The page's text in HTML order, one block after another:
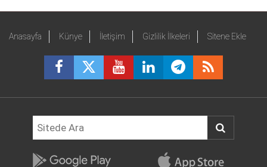
Anasayfa Künye İletişim Gizlilik İlkeleri Sitene Ekle